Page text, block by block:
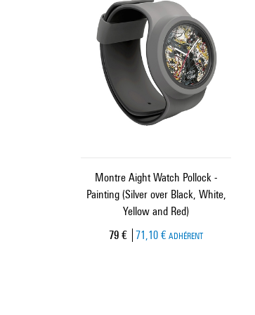
Montre Aight Watch Pollock -
Painting (Silver over Black, White,
Yellow and Red)
Prix ​​actuel
79 € 71,10 € ADHÉRENT